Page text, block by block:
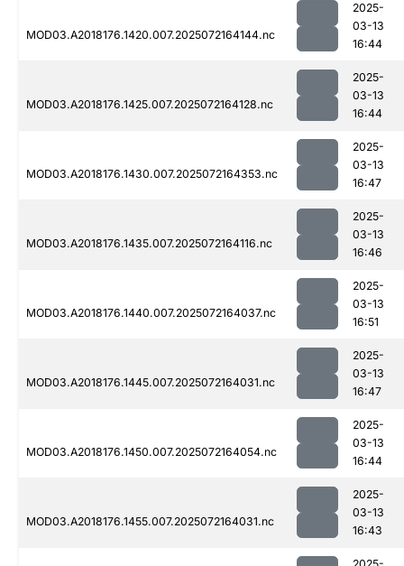
MOD03.A2018176.1420.007.2025072164144.nc
2025-
03-13
16:44
MOD03.A2018176.1425.007.2025072164128.nc
2025-
03-13
16:44
MOD03.A2018176.1430.007.2025072164353.nc
2025-
03-13
16:47
MOD03.A2018176.1435.007.2025072164116.nc
2025-
03-13
16:46
MOD03.A2018176.1440.007.2025072164037.nc
2025-
03-13
16:51
MOD03.A2018176.1445.007.2025072164031.nc
2025-
03-13
16:47
MOD03.A2018176.1450.007.2025072164054.nc
2025-
03-13
16:44
MOD03.A2018176.1455.007.2025072164031.nc
2025-
03-13
16:43